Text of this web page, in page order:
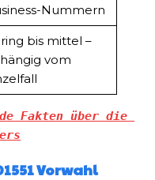
Nummern
bis mittel –
vom
Fakten über die
Vorwahl